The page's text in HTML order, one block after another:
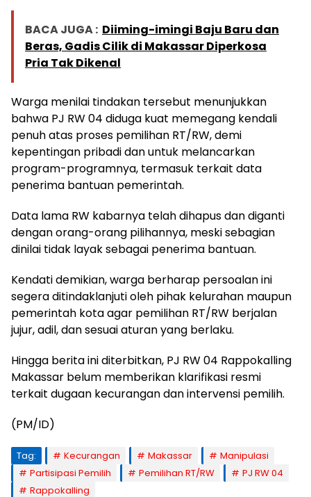
BACA JUGA : Diiming-imingi Baju Baru dan
Beras, Gadis Cilik di Makassar Diperkosa
Pria Tak Dikenal
Warga menilai tindakan tersebut menunjukkan
bahwa PJ RW 04 diduga kuat memegang kendali
penuh atas proses pemilihan RT/RW, demi
kepentingan pribadi dan untuk melancarkan
program-programnya, termasuk terkait data
penerima bantuan pemerintah.
Data lama RW kabarnya telah dihapus dan diganti
dengan orang-orang pilihannya, meski sebagian
dinilai tidak layak sebagai penerima bantuan.
Kendati demikian, warga berharap persoalan ini
segera ditindaklanjuti oleh pihak kelurahan maupun
pemerintah kota agar pemilihan RT/RW berjalan
jujur, adil, dan sesuai aturan yang berlaku.
Hingga berita ini diterbitkan, PJ RW 04 Rappokalling
Makassar belum memberikan klarifikasi resmi
terkait dugaan kecurangan dan intervensi pemilih.
(PM/ID)
Tag: Kecurangan Makassar
Manipulasi
Partisipasi Pemilih
Pemilihan RT/RW
PJ RW 04
Rappokalling